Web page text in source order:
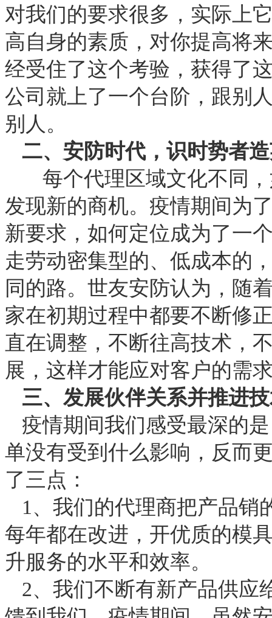
对我们的要求很多，实际上
高自身的素质，对你提高将
经受住了这个考验，获得了
公司就上了一个台阶，跟别
别人。
二、安防时代，识时势者
每个代理区域文化不同
发现新的商机。疫情期间为
新要求，如何定位成为了一
走劳动密集型的、低成本的
同的路。世友安防认为，随
家在初期过程中都要不断修
直在调整，不断往高技术，
展，这样才能应对客户的需
三、发展伙伴关系并推进
疫情期间我们感受最深的
单没有受到什么影响，反而
了三点：
1、我们的代理商把产品销
每年都在改进，开优质的模
升服务的水平和效率。
2、我们不断有新产品供应